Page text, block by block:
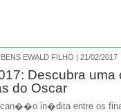
EWALD FILHO | 21/02/2017
Descubra
do Oscar
can��o in�dita entre os